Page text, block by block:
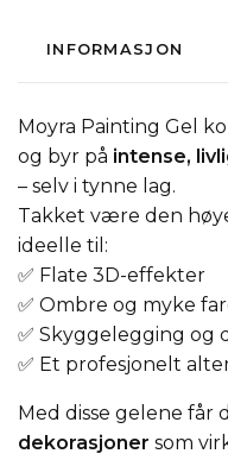
INFORMASJON
Moyra Painting Gel
og byr på intense,
– selv i tynne lag.
Takket være den
ideelle til:
✅ Flate 3D-effekter
✅ Ombre og myke
✅ Skyggelegging og
✅ Et profesjonelt
Med disse gelene får
dekorasjoner som